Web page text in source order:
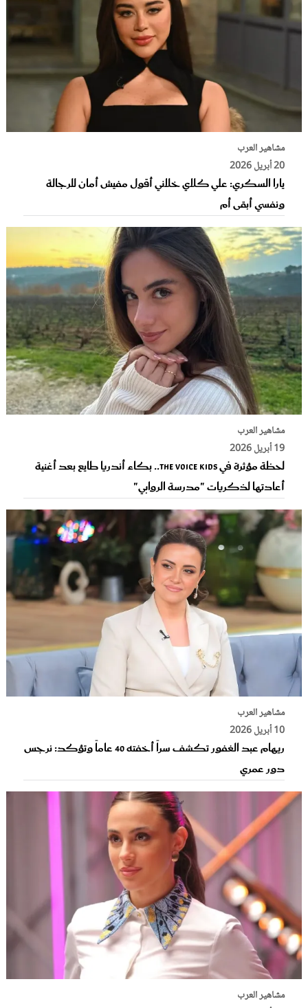
مشاهير العرب
20 أبريل 2026
يارا السكري: علي كلاي خلاني أقول مفيش أمان للرجالة
ونفسي أبقى أم
مشاهير العرب
19 أبريل 2026
لحظة مؤثرة في The Voice Kids.. بكاء أندريا طايع بعد أغنية
أعادتها لذكريات "مدرسة الروابي"
مشاهير العرب
10 أبريل 2026
ريهام عبد الغفور تكشف سراً أخفته 40 عاماً وتؤكد: نرجس
دور عمري
مشاهير العرب